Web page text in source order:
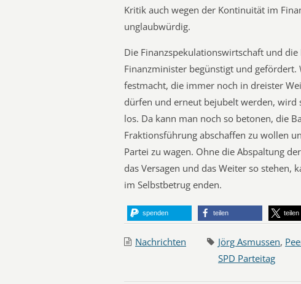
Kritik auch wegen der Kontinuität im
unglaubwürdig.
Die Finanzspekulationswirtschaft und
Finanzminister begünstigt und gefördert.
festmacht, die immer noch in dreister
dürfen und erneut bejubelt werden,
los. Da kann man noch so betonen, die
Fraktionsführung abschaffen zu wollen
Partei zu wagen. Ohne die Abspaltung
das Versagen und das Weiter so stehen,
im Selbstbetrug enden.
spenden teilen teilen
Nachrichten Jörg Asmussen,
SPD Parteitag